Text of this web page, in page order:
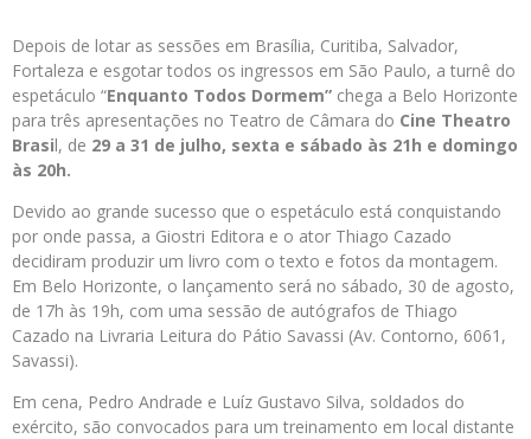
Depois de lotar as sessões em Brasília, Curitiba, Salvador,
Fortaleza e esgotar todos os ingressos em São Paulo, a turnê do
espetáculo “Enquanto Todos Dormem” chega a Belo Horizonte
para três apresentações no Teatro de Câmara do Cine Theatro
Brasil, de 29 a 31 de julho, sexta e sábado às 21h e domingo
às 20h.
Devido ao grande sucesso que o espetáculo está conquistando
por onde passa, a Giostri Editora e o ator Thiago Cazado
decidiram produzir um livro com o texto e fotos da montagem.
Em Belo Horizonte, o lançamento será no sábado, 30 de agosto,
de 17h às 19h, com uma sessão de autógrafos de Thiago
Cazado na Livraria Leitura do Pátio Savassi (Av. Contorno, 6061,
Savassi).
Em cena, Pedro Andrade e Luíz Gustavo Silva, soldados do
exército, são convocados para um treinamento em local distante